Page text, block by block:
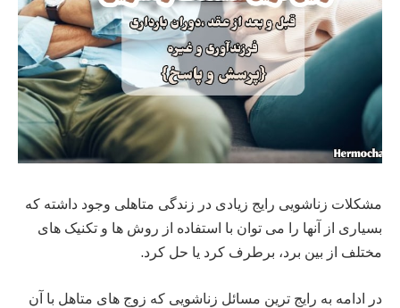
مشکلات زناشویی رایج زیادی در زندگی متاهلی وجود داشته که
بسیاری از آنها را می توان با استفاده از روش ها و تکنیک های
مختلف از بین برد، برطرف کرد یا حل کرد.
در ادامه به رایج ترین مسائل زناشویی که زوج های متاهل با آن